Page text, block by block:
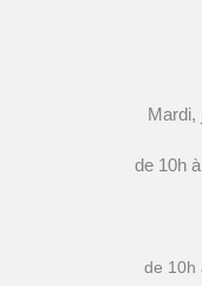
Mardi,
de 10h
de 10h